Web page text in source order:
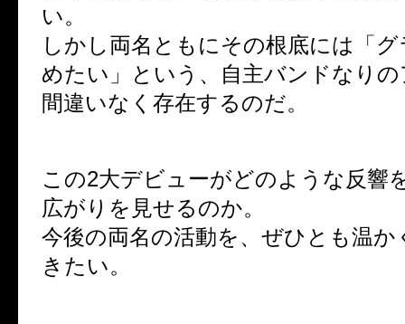
い。
しかし両名ともにその根底には「
めたい」という、自主バンドなり
間違いなく存在するのだ。
この2大デビューがどのような反響
広がりを見せるのか。
今後の両名の活動を、ぜひとも温か
きたい。